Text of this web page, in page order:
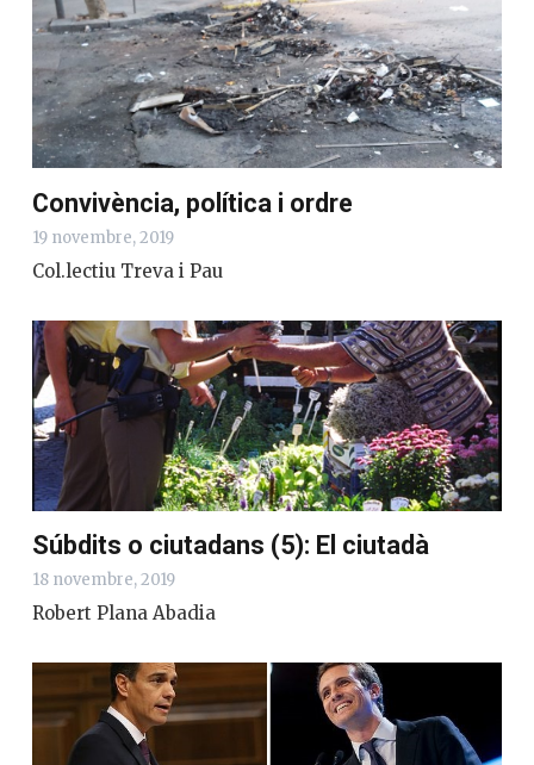
Convivència, política i ordre
19 novembre, 2019
Col.lectiu Treva i Pau
Súbdits o ciutadans (5): El ciutadà
18 novembre, 2019
Robert Plana Abadia